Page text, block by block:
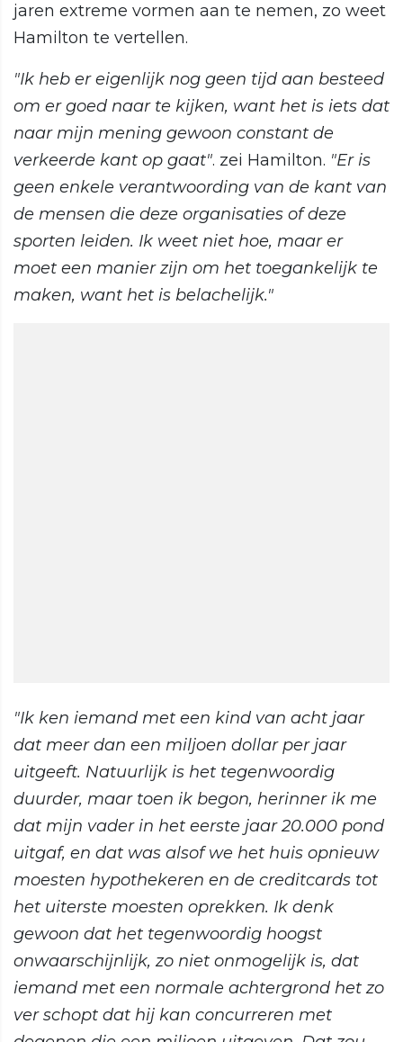
jaren extreme vormen aan te nemen, zo weet
Hamilton te vertellen.
"Ik heb er eigenlijk nog geen tijd aan besteed
om er goed naar te kijken, want het is iets dat
naar mijn mening gewoon constant de
verkeerde kant op gaat". zei Hamilton. "Er is
geen enkele verantwoording van de kant van
de mensen die deze organisaties of deze
sporten leiden. Ik weet niet hoe, maar er
moet een manier zijn om het toegankelijk te
maken, want het is belachelijk."
"Ik ken iemand met een kind van acht jaar
dat meer dan een miljoen dollar per jaar
uitgeeft. Natuurlijk is het tegenwoordig
duurder, maar toen ik begon, herinner ik me
dat mijn vader in het eerste jaar 20.000 pond
uitgaf, en dat was alsof we het huis opnieuw
moesten hypothekeren en de creditcards tot
het uiterste moesten oprekken. Ik denk
gewoon dat het tegenwoordig hoogst
onwaarschijnlijk, zo niet onmogelijk is, dat
iemand met een normale achtergrond het zo
ver schopt dat hij kan concurreren met